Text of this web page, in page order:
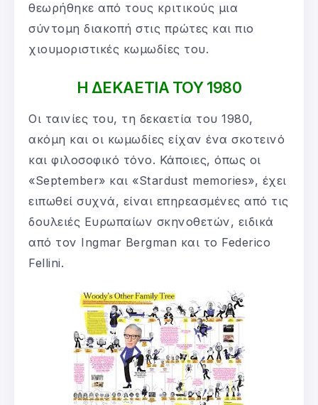
θεωρήθηκε από τους κριτικούς μια
σύντομη διακοπή στις πρώτες και πιο
χιουμοριστικές κωμωδίες του.
Η ΔΕΚΑΕΤΙΑ ΤΟΥ 1980
Οι ταινίες του, τη δεκαετία του 1980,
ακόμη και οι κωμωδίες είχαν ένα σκοτεινό
και φιλοσοφικό τόνο. Κάποιες, όπως οι
«September» και «Stardust memories», έχει
ειπωθεί συχνά, είναι επηρεασμένες από τις
δουλειές Ευρωπαίων σκηνοθετών, ειδικά
από τον Ingmar Bergman και το Federico
Fellini.